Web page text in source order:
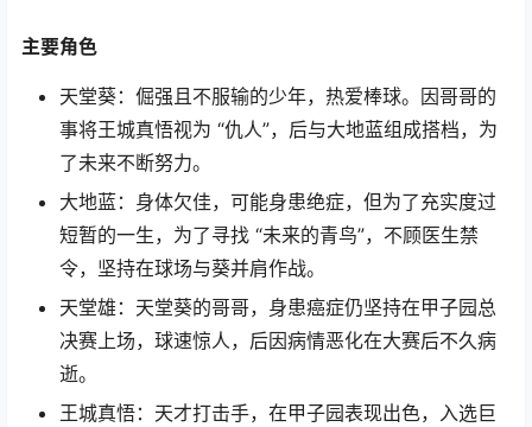
主要角色
天堂葵：倔强且不服输的少年，热爱棒球。因哥哥的
事将王城真悟视为 “仇人”，后与大地蓝组成搭档，为
了未来不断努力。
大地蓝：身体欠佳，可能身患绝症，但为了充实度过
短暂的一生，为了寻找 “未来的青鸟”，不顾医生禁
令，坚持在球场与葵并肩作战。
天堂雄：天堂葵的哥哥，身患癌症仍坚持在甲子园总
决赛上场，球速惊人，后因病情恶化在大赛后不久病
逝。
王城真悟：天才打击手，在甲子园表现出色，入选巨